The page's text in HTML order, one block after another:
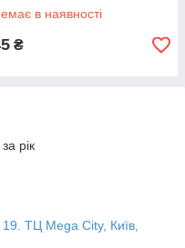
в наявності
₴
рік
ТЦ Mega City, Київ,